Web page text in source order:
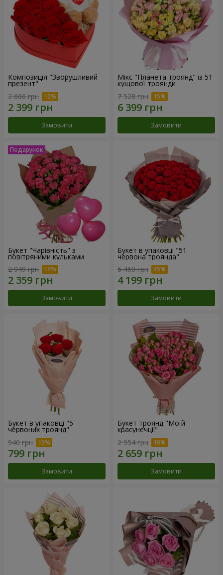
Композиція "Зворушливий
презент"
2 666 грн
Замовити
Мікс "Планета троянд" із 51
кущової троянди
7 528 грн
Замовити
Букет "Чарівність" з
повітряними кульками
2 949 грн
Замовити
Букет в упаковці "51
червона троянда"
6 460 грн
Замовити
Букет в упаковці "5
червоних троянд"
940 грн
Замовити
Букет троянд "Моїй
красунечці!"
2 954 грн
Замовити